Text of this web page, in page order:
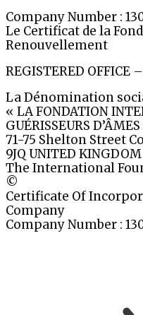
Company Number :
Le Certificat de la
Renouvellement
REGISTERED OFFICE
La Dénomination
« LA FONDATION
GUÉRISSEURS
71-75 Shelton Street
9JQ UNITED KINGDOM
The International
©
Certificate Of
Company
Company Number :